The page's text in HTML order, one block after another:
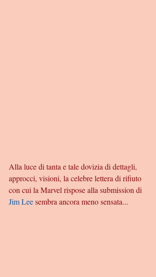
Alla luce di tanta e tale dovizia di dettagli,
approcci, visioni, la celebre lettera di rifiuto
con cui la Marvel rispose alla submission di
Jim Lee sembra ancora meno sensata...